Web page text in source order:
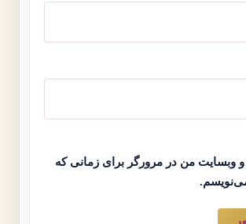
و وبسایت من در مرورگر برای زمانی که